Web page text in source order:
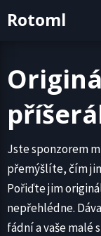
toRotoml
Jste sponzorem
přemýšlíte, čím
Pořiďte jim
nepřehlédne.
fádní a vaše malé